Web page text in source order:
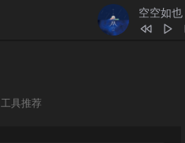
空空如也
分
工具推荐